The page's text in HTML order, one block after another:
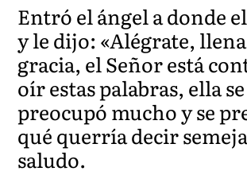
Entró el ángel a donde
y le dijo: «Alégrate,
gracia, el Señor está
oír estas palabras, ella se
preocupó mucho y se
qué querría decir
saludo.